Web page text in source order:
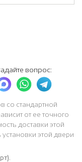
вопрос:
со стандартной
от ее точного
доставки этой
этой двери